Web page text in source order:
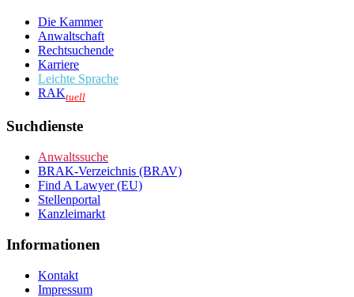
Die Kammer
Anwaltschaft
Rechtsuchende
Karriere
Leichte Sprache
RAKtuell
Suchdienste
Anwaltssuche
BRAK-Verzeichnis (BRAV)
Find A Lawyer (EU)
Stellenportal
Kanzleimarkt
Informationen
Kontakt
Impressum